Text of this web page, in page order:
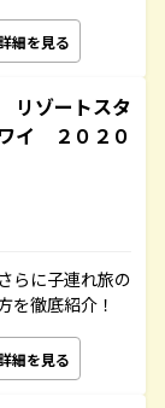
細を見る
ゾートスタ
イ ２０２０
らに子連れ旅の
を徹底紹介！
細を見る